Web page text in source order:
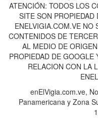
ATENCIÓN: TODOS LOS
SITE SON PROPIEDAD
ENELVIGIA.COM.VE NO
CONTENIDOS DE
AL MEDIO DE
PROPIEDAD DE GOOGLE
RELACION CON LA
enElVigia.com.ve,
Panamericana y Zona